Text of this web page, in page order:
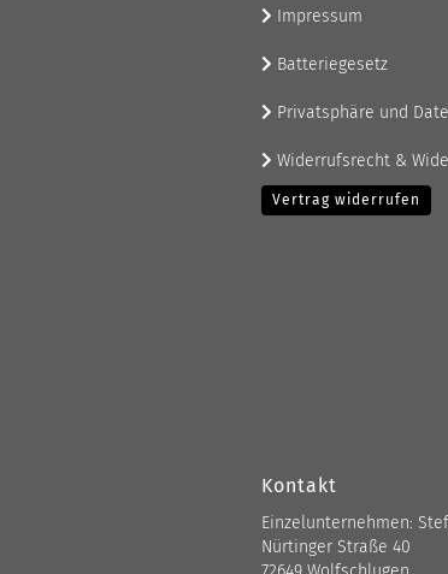
Impressum
Batteriegesetz
Privatsphäre und
Widerrufsrecht &
Vertrag widerrufen
Kontakt
Einzelunternehmen:
Nürtinger Straße 40